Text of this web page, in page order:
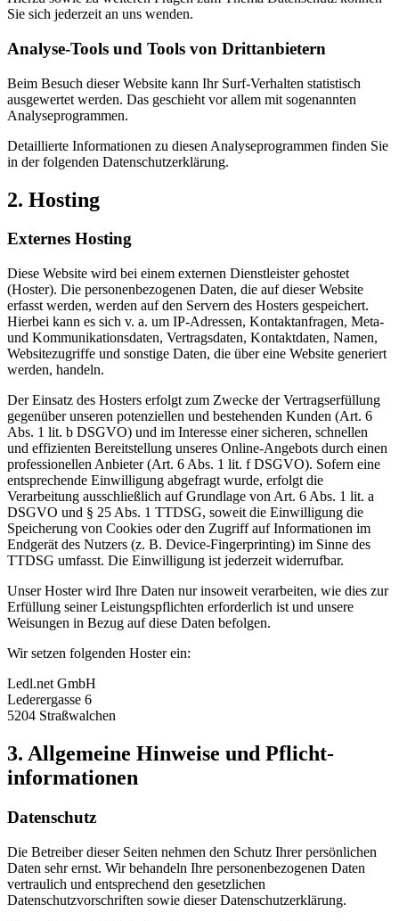
Sie sich jederzeit an uns wenden.
Analyse-Tools und Tools von Dritt­anbietern
Beim Besuch dieser Website kann Ihr Surf-Verhalten statistisch
ausgewertet werden. Das geschieht vor allem mit sogenannten
Analyseprogrammen.
Detaillierte Informationen zu diesen Analyseprogrammen finden Sie
in der folgenden Datenschutzerklärung.
2. Hosting
Externes Hosting
Diese Website wird bei einem externen Dienstleister gehostet
(Hoster). Die personenbezogenen Daten, die auf dieser Website
erfasst werden, werden auf den Servern des Hosters gespeichert.
Hierbei kann es sich v. a. um IP-Adressen, Kontaktanfragen, Meta-
und Kommunikationsdaten, Vertragsdaten, Kontaktdaten, Namen,
Websitezugriffe und sonstige Daten, die über eine Website generiert
werden, handeln.
Der Einsatz des Hosters erfolgt zum Zwecke der Vertragserfüllung
gegenüber unseren potenziellen und bestehenden Kunden (Art. 6
Abs. 1 lit. b DSGVO) und im Interesse einer sicheren, schnellen
und effizienten Bereitstellung unseres Online-Angebots durch einen
professionellen Anbieter (Art. 6 Abs. 1 lit. f DSGVO). Sofern eine
entsprechende Einwilligung abgefragt wurde, erfolgt die
Verarbeitung ausschließlich auf Grundlage von Art. 6 Abs. 1 lit. a
DSGVO und § 25 Abs. 1 TTDSG, soweit die Einwilligung die
Speicherung von Cookies oder den Zugriff auf Informationen im
Endgerät des Nutzers (z. B. Device-Fingerprinting) im Sinne des
TTDSG umfasst. Die Einwilligung ist jederzeit widerrufbar.
Unser Hoster wird Ihre Daten nur insoweit verarbeiten, wie dies zur
Erfüllung seiner Leistungspflichten erforderlich ist und unsere
Weisungen in Bezug auf diese Daten befolgen.
Wir setzen folgenden Hoster ein:
Ledl.net GmbH
Lederergasse 6
5204 Straßwalchen
3. Allgemeine Hinweise und Pflicht­
informationen
Datenschutz
Die Betreiber dieser Seiten nehmen den Schutz Ihrer persönlichen
Daten sehr ernst. Wir behandeln Ihre personenbezogenen Daten
vertraulich und entsprechend den gesetzlichen
Datenschutzvorschriften sowie dieser Datenschutzerklärung.